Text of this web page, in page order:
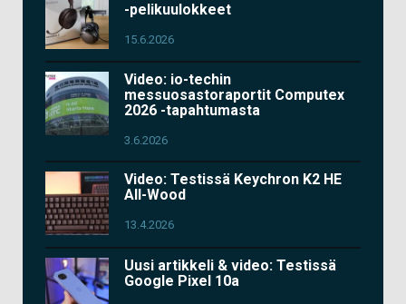
-pelikuulokkeet
15.6.2026
Video: io-techin
messuosastoraportit Computex
2026 -tapahtumasta
3.6.2026
Video: Testissä Keychron K2 HE
All-Wood
13.4.2026
Uusi artikkeli & video: Testissä
Google Pixel 10a